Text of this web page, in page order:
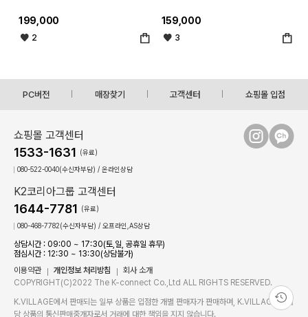
199,000
2
159,000
3
PC버전 매장찾기 고객센터 쇼핑몰 입점
쇼핑몰 고객센터
1533-1631 (유료)
080-522-0040(수신자부담) / 온라인상담
K2코리아그룹 고객센터
1644-7781 (유료)
080-468-7782(수신자부담) / 오프라인,AS상담
상담시간 : 09:00 ~ 17:30(토,일, 공휴일 휴무)
점심시간 : 12:30 ~ 13:30(상담불가)
이용약관
개인정보 처리방침
회사 소개
COPYRIGHT(C)2022 The K-connect Co.,Ltd ALL RIGHTS RESERVED.
K.VILLAGE에서 판매되는 일부 상품은 입점한 개별 판매자가 판매하며, K.VILLAGE는 해
당 상품의 통신판매중개자로서 거래에 대한 책임을 지지 않습니다.